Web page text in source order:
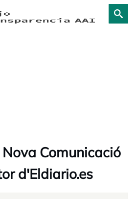
Comunicació
d'Eldiario.es